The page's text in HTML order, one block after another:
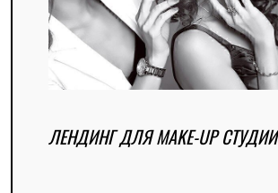
ЛЕНДИНГ ДЛЯ MAKE-UP СТУДИИ